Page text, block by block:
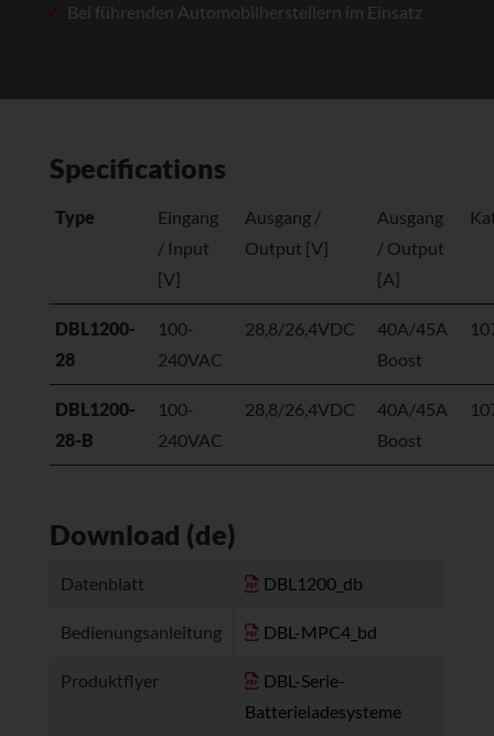
Bei führenden Automobil­herstellern im Einsatz
Specifications
Type
Eingang
/ Input
[V]
Ausgang /
Output [V]
Ausgang
/ Output
[A]
DBL1200-
28
100-
240VAC
28,8/26,4VDC
40A/45A
Boost
DBL1200-
28-B
100-
240VAC
28,8/26,4VDC
40A/45A
Boost
Download (de)
Datenblatt DBL1200_db
Bedienungsanleitung DBL-MPC4_bd
Produktflyer
DBL-Serie-
Batterieladesysteme